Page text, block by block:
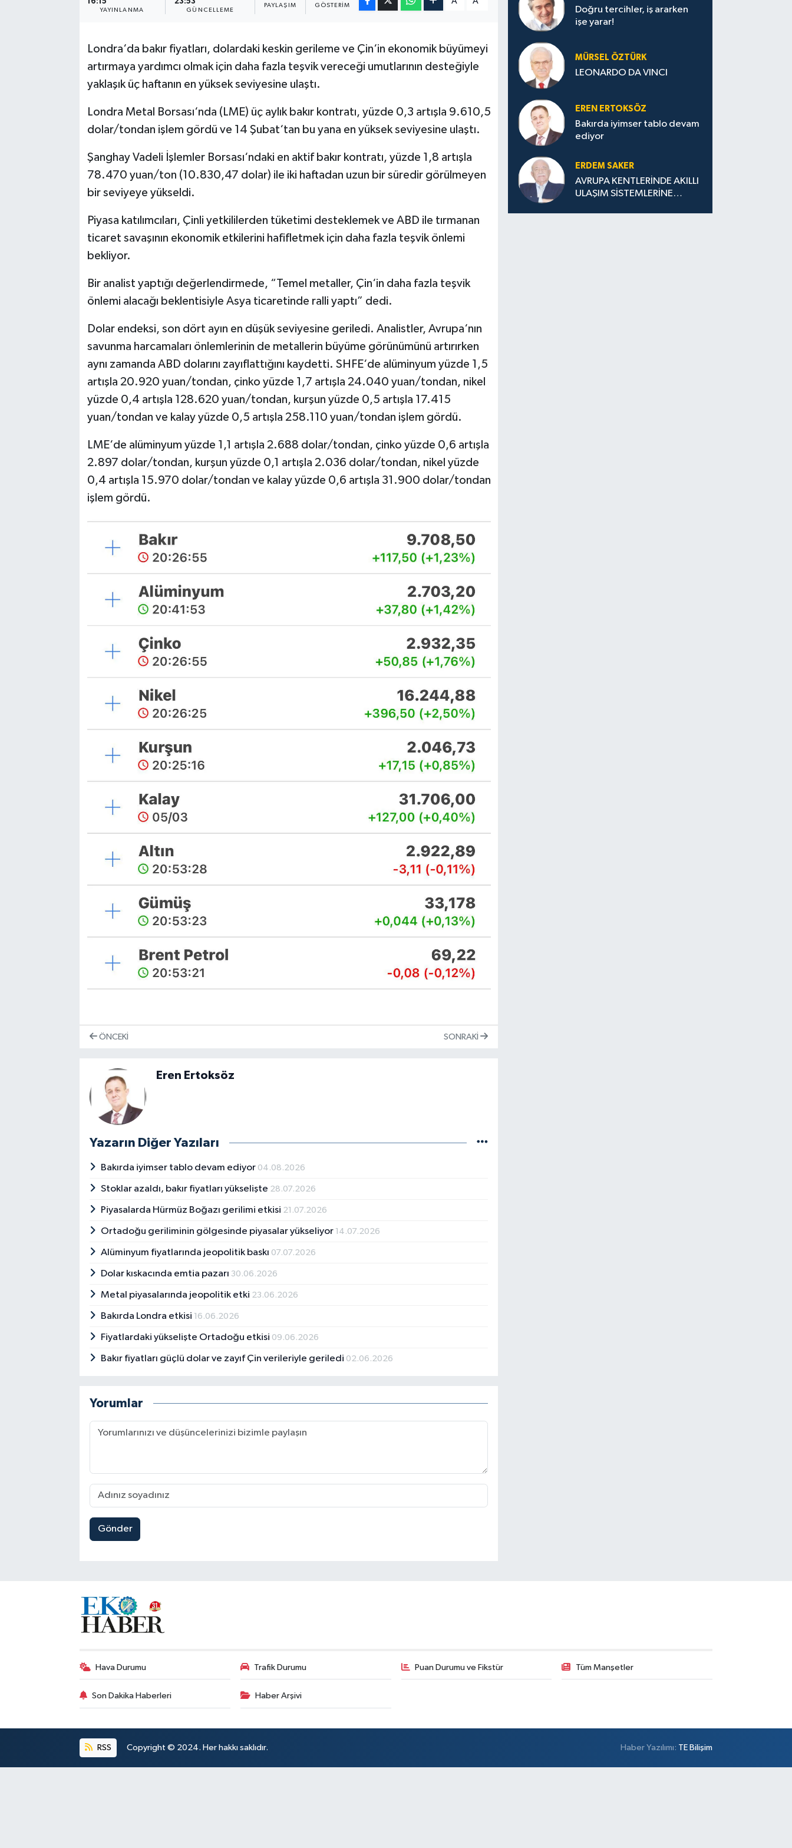
16:15
YAYINLANMA
23:53
GÜNCELLEME
PAYLAŞIM GÖSTERIM
Londra‘da bakır fiyatları, dolardaki keskin gerileme ve Çin‘in ekonomik büyümeyi
artırmaya yardımcı olmak için daha fazla teşvik vereceği umutlarının desteğiyle
yaklaşık üç haftanın en yüksek seviyesine ulaştı.
Londra Metal Borsası‘nda (LME) üç aylık bakır kontratı, yüzde 0,3 artışla 9.610,5
dolar/tondan işlem gördü ve 14 Şubat‘tan bu yana en yüksek seviyesine ulaştı.
Şanghay Vadeli İşlemler Borsası‘ndaki en aktif bakır kontratı, yüzde 1,8 artışla
78.470 yuan/ton (10.830,47 dolar) ile iki haftadan uzun bir süredir görülmeyen
bir seviyeye yükseldi.
Piyasa katılımcıları, Çinli yetkililerden tüketimi desteklemek ve ABD ile tırmanan
ticaret savaşının ekonomik etkilerini hafifletmek için daha fazla teşvik önlemi
bekliyor.
Bir analist yaptığı değerlendirmede, “Temel metaller, Çin‘in daha fazla teşvik
önlemi alacağı beklentisiyle Asya ticaretinde ralli yaptı” dedi.
Dolar endeksi, son dört ayın en düşük seviyesine geriledi. Analistler, Avrupa‘nın
savunma harcamaları önlemlerinin de metallerin büyüme görünümünü artırırken
aynı zamanda ABD dolarını zayıflattığını kaydetti. SHFE‘de alüminyum yüzde 1,5
artışla 20.920 yuan/tondan, çinko yüzde 1,7 artışla 24.040 yuan/tondan, nikel
yüzde 0,4 artışla 128.620 yuan/tondan, kurşun yüzde 0,5 artışla 17.415
yuan/tondan ve kalay yüzde 0,5 artışla 258.110 yuan/tondan işlem gördü.
LME‘de alüminyum yüzde 1,1 artışla 2.688 dolar/tondan, çinko yüzde 0,6 artışla
2.897 dolar/tondan, kurşun yüzde 0,1 artışla 2.036 dolar/tondan, nikel yüzde
0,4 artışla 15.970 dolar/tondan ve kalay yüzde 0,6 artışla 31.900 dolar/tondan
işlem gördü.
ÖNCEKI SONRAKI
Eren Ertoksöz
Yazarın Diğer Yazıları
Bakırda iyimser tablo devam ediyor 04.08.2026
Stoklar azaldı, bakır fiyatları yükselişte 28.07.2026
Piyasalarda Hürmüz Boğazı gerilimi etkisi 21.07.2026
Ortadoğu geriliminin gölgesinde piyasalar yükseliyor 14.07.2026
Alüminyum fiyatlarında jeopolitik baskı 07.07.2026
Dolar kıskacında emtia pazarı 30.06.2026
Metal piyasalarında jeopolitik etki 23.06.2026
Bakırda Londra etkisi 16.06.2026
Fiyatlardaki yükselişte Ortadoğu etkisi 09.06.2026
Bakır fiyatları güçlü dolar ve zayıf Çin verileriyle geriledi 02.06.2026
Yorumlar
Gönder
Doğru tercihler, iş ararken
işe yarar!
MÜRSEL ÖZTÜRK
LEONARDO DA VINCI
EREN ERTOKSÖZ
Bakırda iyimser tablo devam
ediyor
ERDEM SAKER
AVRUPA KENTLERİNDE AKILLI
ULAŞIM SİSTEMLERİNE
Hava Durumu Trafik Durumu Puan Durumu ve Fikstür Tüm Manşetler
Son Dakika Haberleri Haber Arşivi
RSS Copyright © 2024. Her hakkı saklıdır. Haber Yazılımı: TE Bilişim